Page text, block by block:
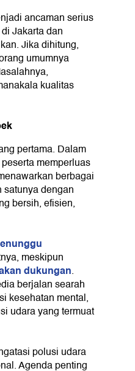
ancaman serius
Jakarta dan
Jika dihitung,
umumnya
kualitas
pertama. Dalam
memperluas
berbagai
dengan
bersih, efisien,
meskipun
dukungan.
berjalan searah
kesehatan mental,
udara yang termuat
polusi udara
Agenda penting